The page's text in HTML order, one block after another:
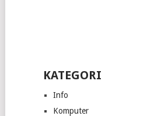
KATEGORI
Info
Komputer